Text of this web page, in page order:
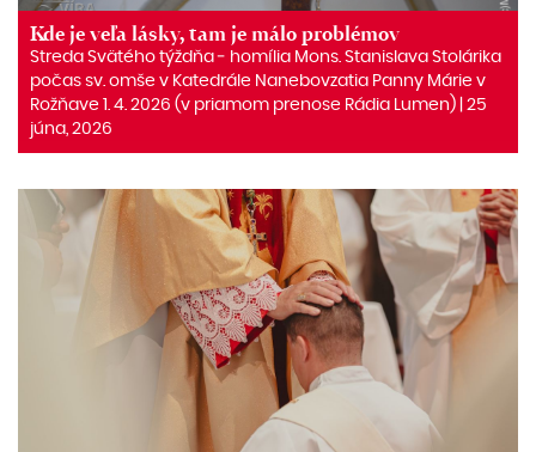
Kde je veľa lásky, tam je málo problémov
Streda Svätého týždňa ‒ homília Mons. Stanislava Stolárika
počas sv. omše v Katedrále Nanebovzatia Panny Márie v
Rožňave 1. 4. 2026 (v priamom prenose Rádia Lumen) | 25
júna, 2026